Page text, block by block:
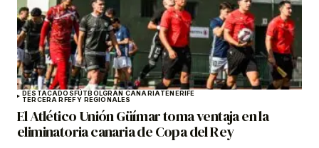
DESTACADOSFÚTBOLGRAN CANARIATENERIFE
TERCERA RFEF Y REGIONALES
El Atlético Unión Güímar toma ventaja en la
eliminatoria canaria de Copa del Rey